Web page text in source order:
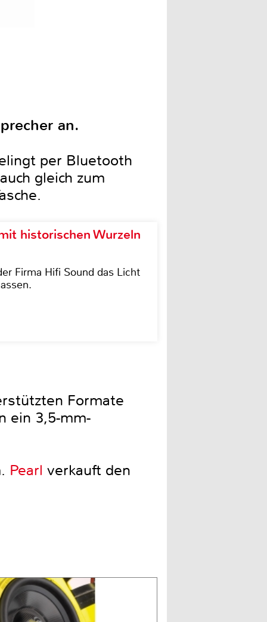
an.
per Bluetooth
gleich zum
historischen Wurzeln
Firma Hifi Sound das Licht
Formate
ein 3,5-mm-
Pearl verkauft den